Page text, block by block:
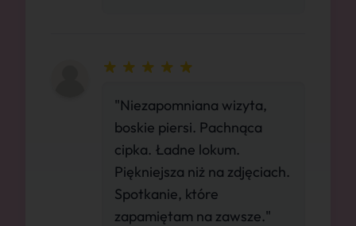
"Niezapomniana wizyta,
boskie piersi. Pachnąca
cipka. Ładne lokum.
Piękniejsza niż na zdjęciach.
Spotkanie, które
zapamiętam na zawsze."